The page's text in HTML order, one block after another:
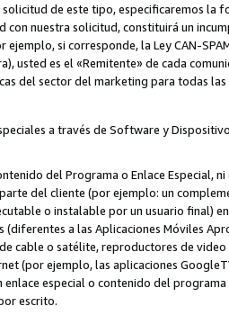
de este tipo, especificaremos
nuestra solicitud, constituirá un
ejemplo, si corresponde, la Ley CAN-
usted es el «Remitente» de cada
del sector del marketing para todas
a través de Software y
del Programa o Enlace Especial,
del cliente (por ejemplo: un
o instalable por un usuario final)
a las Aplicaciones Móviles
cable o satélite, reproductores de
(por ejemplo, las aplicaciones
enlace especial o contenido del
escrito.